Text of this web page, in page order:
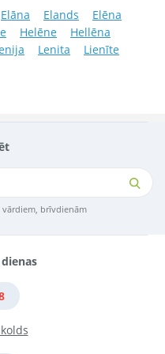
vārdiem, brīvdienām
Elāna Elands
Elēna
Helēne
Hellēna
Lenita Lienīte